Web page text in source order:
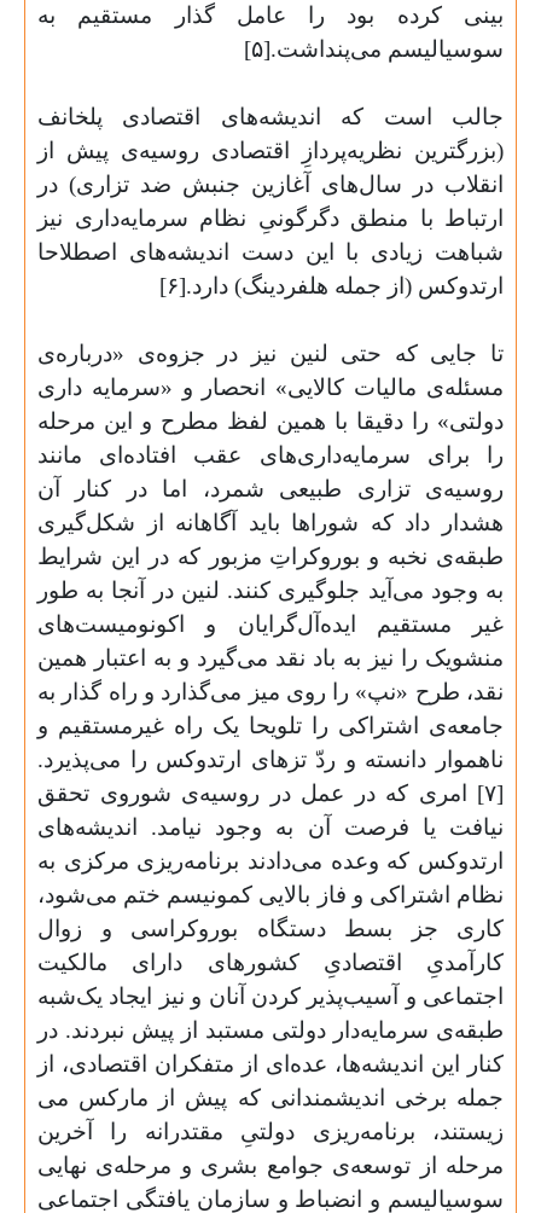
بینی کرده بود را عامل گذار مستقیم به
سوسیالیسم می‌پنداشت.[۵ ]
جالب است که اندیشه‌های اقتصادی پلخانف
(بزرگترین نظریه‌پردازِ اقتصادی روسیه‌ی پیش از
انقلاب در سال‌های آغازین جنبش ضد تزاری) در
ارتباط با منطق دگرگونیِ نظام سرمایه‌داری نیز
شباهت زیادی با این دست اندیشه‌های اصطلاحا
ارتدوکس (از جمله هلفردینگ) دارد.[۶ ]
تا جایی که حتی لنین نیز در جزوه‌ی «درباره‌ی
مسئله‌ی مالیات کالایی» انحصار و «سرمایه داری
دولتی» را دقیقا با همین لفظ مطرح و این مرحله
را برای سرمایه‌داری‌های عقب افتاده‌ای مانند
روسیه‌ی تزاری طبیعی شمرد، اما در کنار آن
هشدار داد که شوراها باید آگاهانه از شکل‌گیری
طبقه‌ی نخبه و بوروکراتِ مزبور که در این شرایط
به وجود می‌آید جلوگیری کنند. لنین در آنجا به طور
غیر مستقیم ایده‌آل‌گرایان و اکونومیست‌های
منشویک را نیز به باد نقد می‌گیرد و به اعتبار همین
نقد، طرح «نپ» را روی میز می‌گذارد و راه گذار به
جامعه‌ی اشتراکی را تلویحا یک راه غیرمستقیم و
ناهموار دانسته و ردّ تزهای ارتدوکس را می‌پذیرد.
[۷] امری که در عمل در روسیه‌ی شوروی تحقق
نیافت یا فرصت آن به وجود نیامد. اندیشه‌های
ارتدوکس که وعده می‌دادند برنامه‌ریزی مرکزی به
نظام اشتراکی و فاز بالایی کمونیسم ختم می‌شود،
کاری جز بسط دستگاه بوروکراسی و زوال
کارآمدیِ اقتصادیِ کشورهای دارای مالکیت
اجتماعی و آسیب‌پذیر کردن آنان و نیز ایجاد یک‌شبه
طبقه‌ی سرمایه‌دار دولتی مستبد از پیش نبردند. در
کنار این اندیشه‌ها، عده‌ای از متفکران اقتصادی، از
جمله برخی اندیشمندانی که پیش از مارکس می
زیستند، برنامه‌ریزی دولتیِ مقتدرانه را آخرین
مرحله از توسعه‌ی جوامع بشری و مرحله‌ی نهایی
سوسیالیسم و انضباط و سازمان یافتگی اجتماعی